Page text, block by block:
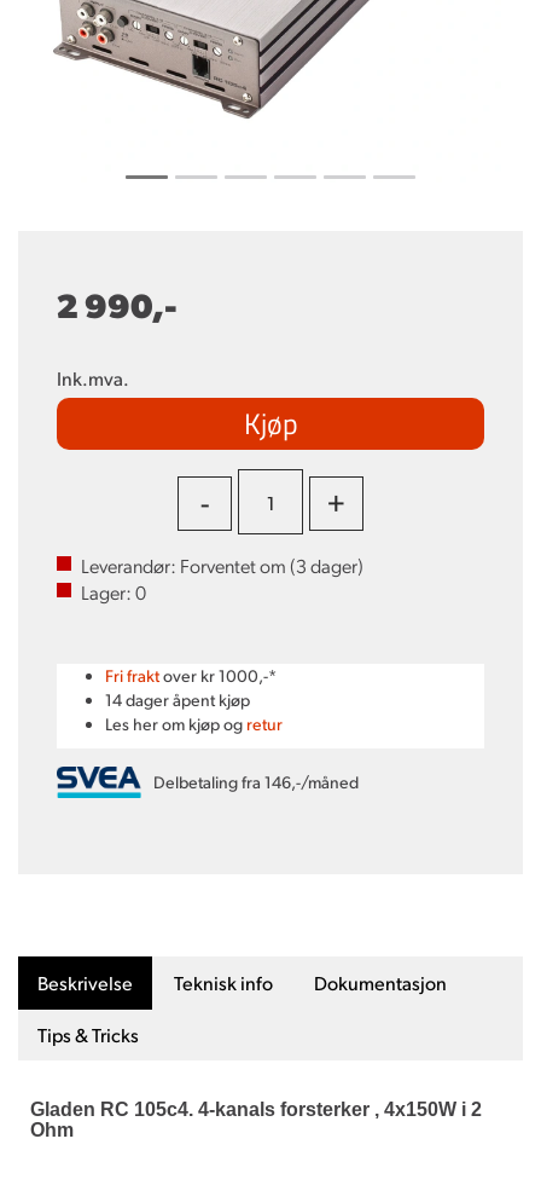
2 990,-
Ink.mva.
Kjøp
- +
Leverandør: Forventet om (3dager)
Lager:0
Fri fraktover kr 1000,-*
14 dager åpent kjøp
Les her om kjøp og retur
Delbetaling fra 146,-/måned
Beskrivelse Teknisk info Dokumentasjon
Tips & Tricks
Gladen RC 105c4. 4-kanals forsterker , 4x150W i 2
Ohm